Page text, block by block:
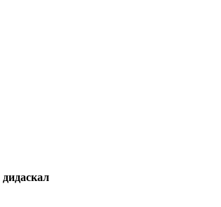
дидаскал